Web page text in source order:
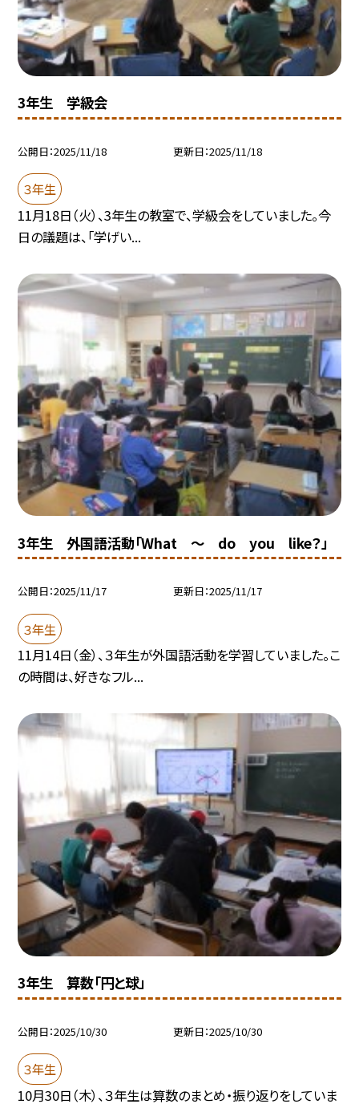
3年生 学級会
公開日 2025/11/18 更新日 2025/11/18
３年生
11月18日（火）、3年生の教室で、学級会をしていました。今
日の議題は、「学げい...
3年生 外国語活動「What ～ do you like？」
公開日 2025/11/17 更新日 2025/11/17
３年生
11月14日（金）、３年生が外国語活動を学習していました。こ
の時間は、好きなフル...
3年生 算数「円と球」
公開日 2025/10/30 更新日 2025/10/30
３年生
10月30日（木）、３年生は算数のまとめ・振り返りをしていま